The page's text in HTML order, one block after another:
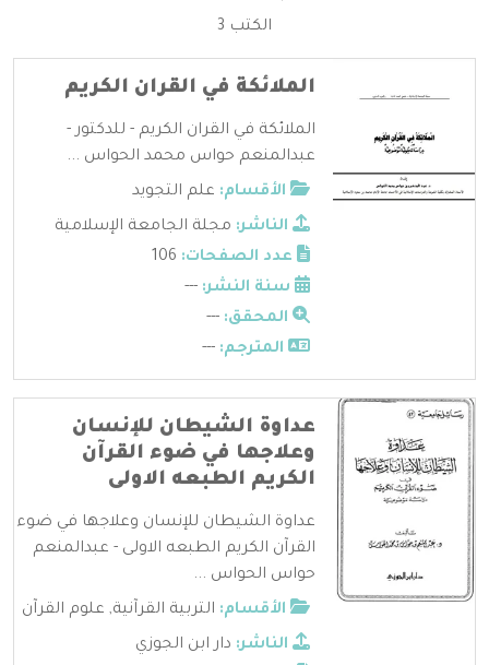
الكتب 3
الملائكة في القران الكريم
الملائكة في القران الكريم - للدكتور -
عبدالمنعم حواس محمد الحواس ...
الأقسام: علم التجويد
الناشر: مجلة الجامعة الإسلامية
عدد الصفحات:
سنة النشر: ---
المحقق: ---
المترجم: ---
عداوة الشيطان للإنسان
وعلاجها في ضوء القرآن
الكريم الطبعه الاولى
عداوة الشيطان للإنسان وعلاجها في ضوء
القرآن الكريم الطبعه الاولى - عبدالمنعم
حواس الحواس ...
الأقسام: التربية القرآنية, علوم القرآن
الناشر: دار ابن الجوزي